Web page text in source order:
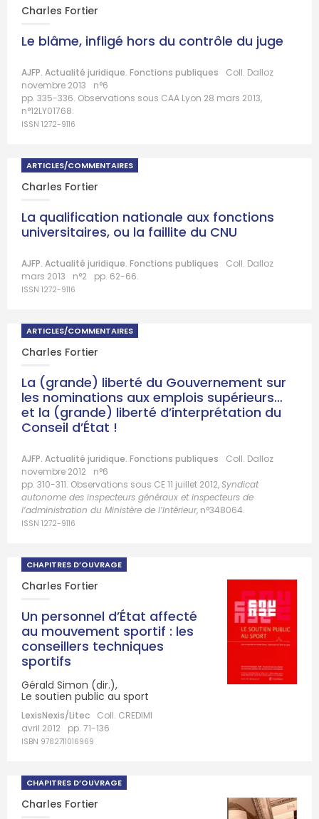
Charles Fortier
Le blâme, infligé hors du contrôle du juge
AJFP. Actualité juridique. Fonctions publiques
Coll. Dalloz
novembre 2013
n°6
pp. 335-336. Observations sous CAA Lyon 28 mars 2013,
n°12LY01768.
ISSN 1272-9116
ARTICLES/COMMENTAIRES
Charles Fortier
La qualification nationale aux fonctions
universitaires, ou la faillite du CNU
AJFP. Actualité juridique. Fonctions publiques
Coll. Dalloz
mars 2013
n°2 pp. 62-66.
ISSN 1272-9116
ARTICLES/COMMENTAIRES
Charles Fortier
La (grande) liberté du Gouvernement sur
les nominations aux emplois supérieurs…
et la (grande) liberté d’interprétation du
Conseil d’État !
AJFP. Actualité juridique. Fonctions publiques
Coll. Dalloz
novembre 2012
n°6
pp. 310-311. Observations sous CE 11 juillet 2012,Syndicat
autonome des inspecteurs généraux et inspecteurs de
l’administration du Ministère de l’Intérieur, n°348064.
ISSN 1272-9116
CHAPITRES D’OUVRAGE
Charles Fortier
Un personnel d’État affecté
au mouvement sportif : les
conseillers techniques
sportifs
Gérald Simon (dir.),
Le soutien public au sport
LexisNexis/Litec
Coll. CREDIMI
avril 2012
pp. 71-136
ISBN 9782711016969
CHAPITRES D’OUVRAGE
Charles Fortier